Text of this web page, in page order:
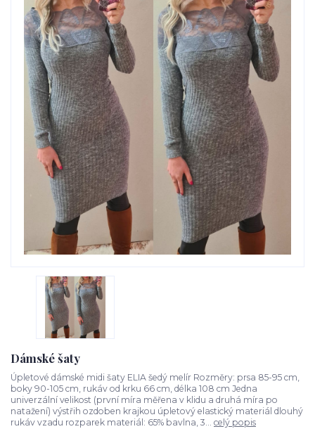
Dámské šaty
Úpletové dámské midi šaty ELIA šedý melír Rozměry: prsa 85-95 cm,
boky 90-105 cm, rukáv od krku 66 cm, délka 108 cm Jedna
univerzální velikost (první míra měřena v klidu a druhá míra po
natažení) výstřih ozdoben krajkou úpletový elastický materiál dlouhý
rukáv vzadu rozparek materiál: 65% bavlna, 3... celý popis